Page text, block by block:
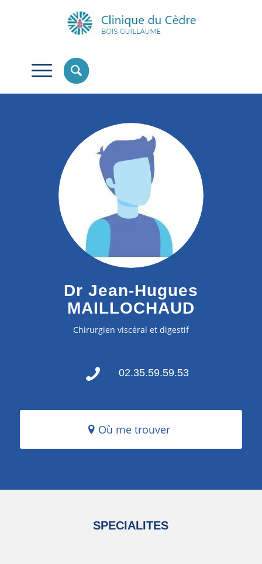
Dr Jean-Hugues
MAILLOCHAUD
Chirurgien viscéral et digestif
02.35.59.59.53
Où me trouver
SPECIALITES